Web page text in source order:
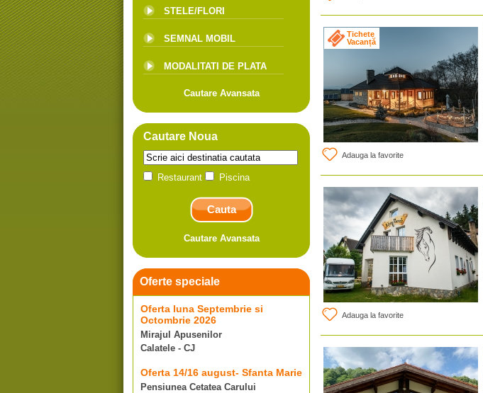
STELE/FLORI
SEMNAL MOBIL
MODALITATI DE PLATA
Cautare Avansata
Cautare Noua
Restaurant Piscina
Cautare Avansata
Oferte speciale
Oferta luna Septembrie si
Octombrie 2026
Mirajul Apusenilor
Calatele - CJ
Oferta 14/16 august- Sfanta Marie
Pensiunea Cetatea Carului
Tichete
Vacanță
Adauga la favorite
Adauga la favorite